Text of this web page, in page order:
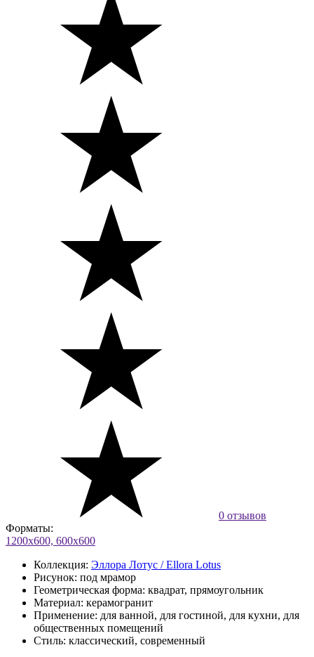
0 отзывов
Форматы:
1200х600, 600х600
Коллекция: Эллора Лотус / Ellora Lotus
Рисунок: под мрамор
Геометрическая форма: квадрат, прямоугольник
Материал: керамогранит
Применение: для ванной, для гостиной, для кухни, для
общественных помещений
Стиль: классический, современный